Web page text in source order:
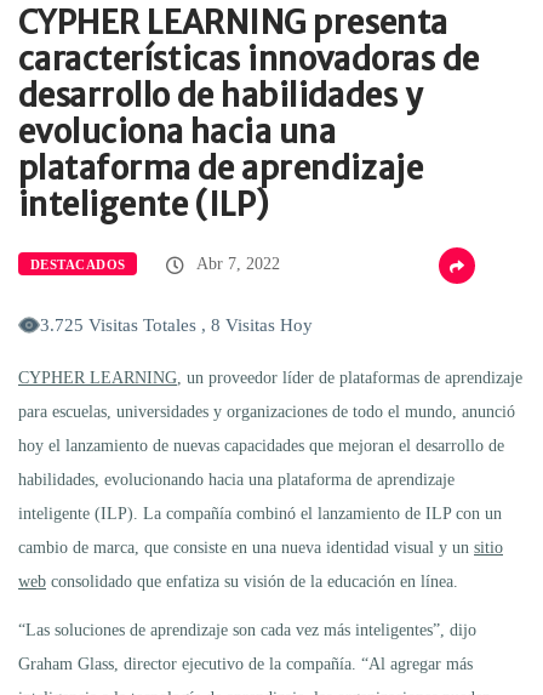
CYPHER LEARNING presenta
características innovadoras de
desarrollo de habilidades y
evoluciona hacia una
plataforma de aprendizaje
inteligente (ILP)
DESTACADOS Abr 7, 2022
3.725 Visitas Totales , 8 Visitas Hoy
CYPHER LEARNING , un proveedor líder de plataformas de aprendizaje
para escuelas, universidades y organizaciones de todo el mundo, anunció
hoy el lanzamiento de nuevas capacidades que mejoran el desarrollo de
habilidades, evolucionando hacia una plataforma de aprendizaje
inteligente (ILP). La compañía combinó el lanzamiento de ILP con un
cambio de marca, que consiste en una nueva identidad visual y un sitio
web consolidado que enfatiza su visión de la educación en línea.
“Las soluciones de aprendizaje son cada vez más inteligentes”, dijo
Graham Glass, director ejecutivo de la compañía. “Al agregar más